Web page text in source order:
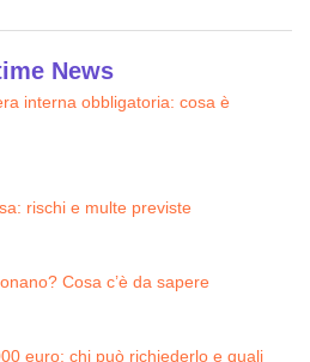
News
interna obbligatoria: cosa è
rischi e multe previste
Cosa c’è da sapere
euro: chi può richiederlo e quali